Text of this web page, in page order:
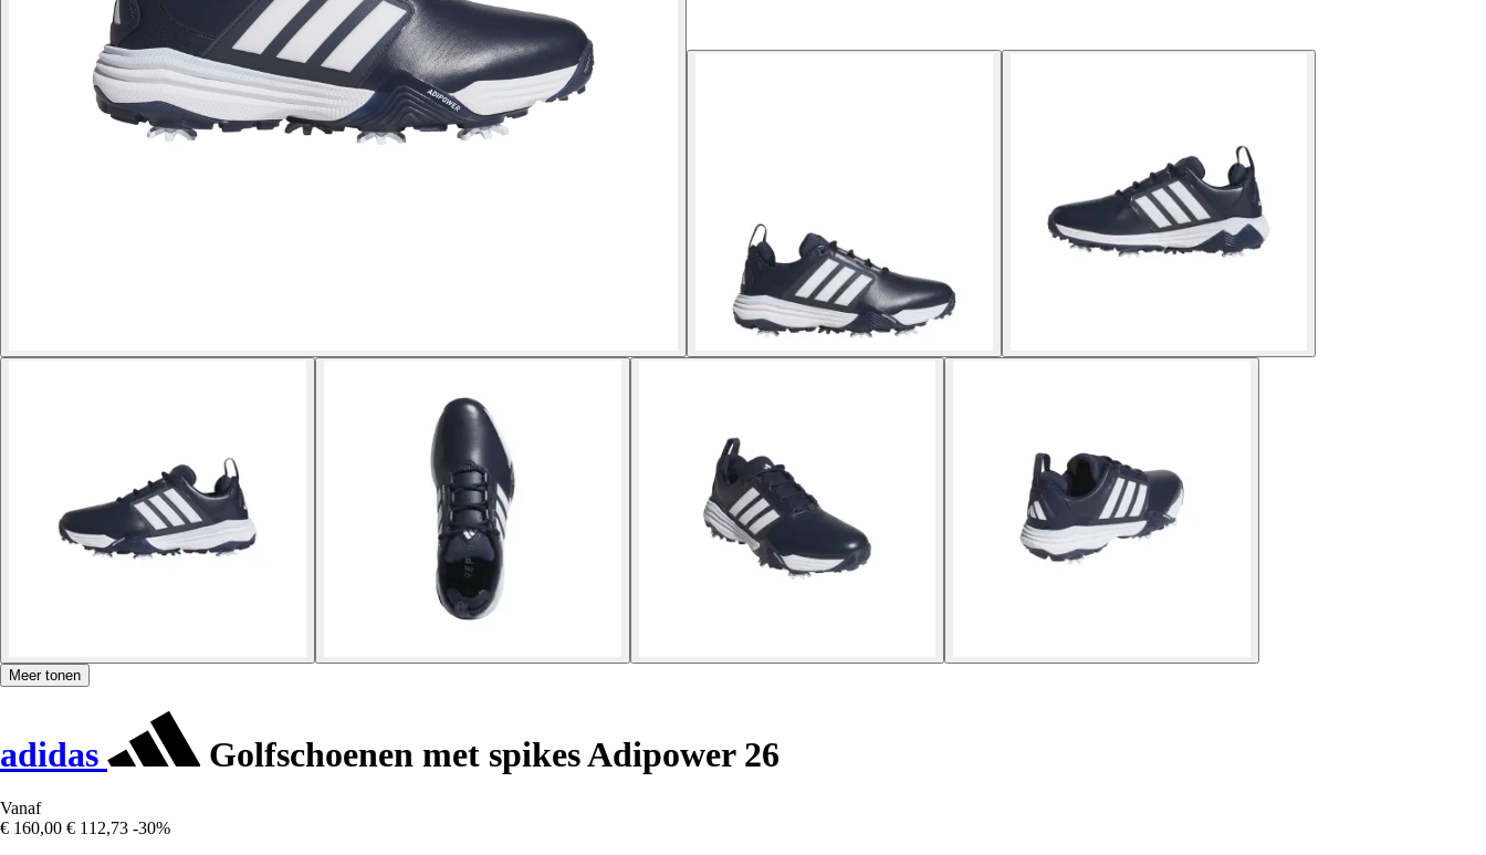
Meer tonen
adidas Golfschoenen met spikes Adipower 26
Vanaf
€ 160,00 € 112,73 -30%